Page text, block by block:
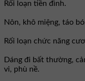
Rối loạn tiền đình.
Nôn, khô miệng, táo
Rối loạn chức năng
Dáng đi bất thường,
vi, phù nề.